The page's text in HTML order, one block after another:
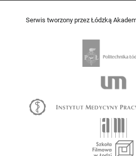
Serwis tworzony przez Łódzką